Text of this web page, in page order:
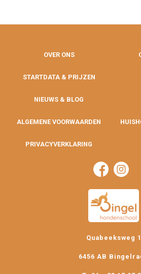
OVER ONS
STARTDATA & PRIJZEN
NIEUWS & BLOG
ALGEMENE VOORWAARDEN
PRIVACYVERKLARING
Quabeeksweg 1
6456 AB